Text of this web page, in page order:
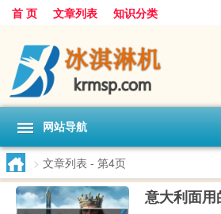
首 页 文章列表 知识分类
网站导航
> 文章列表 - 第4页
意大利面